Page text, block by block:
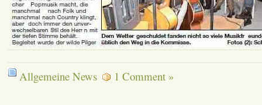
Allgemeine News 1 Comment »